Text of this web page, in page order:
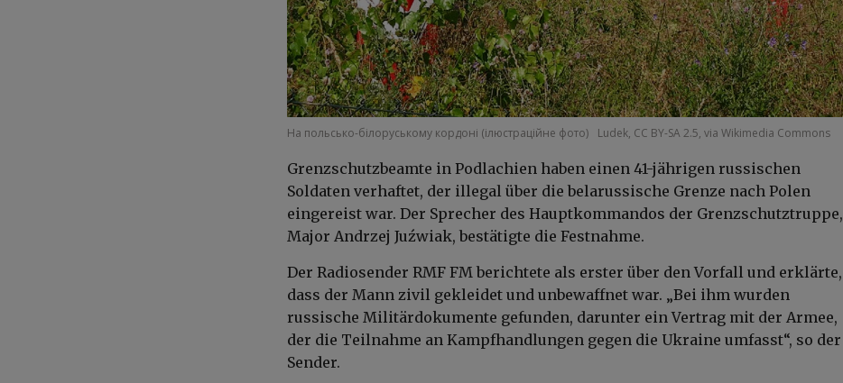
На польсько-білоруському кордоні (ілюстраційне фото) Ludek, CC BY-SA 2.5, via Wikimedia Commons
Grenzschutzbeamte in Podlachien haben einen 41-jährigen russischen
Soldaten verhaftet, der illegal über die belarussische Grenze nach Polen
eingereist war. Der Sprecher des Hauptkommandos der Grenzschutztruppe,
Major Andrzej Juźwiak, bestätigte die Festnahme.
Der Radiosender RMF FM berichtete als erster über den Vorfall und erklärte,
dass der Mann zivil gekleidet und unbewaffnet war. „Bei ihm wurden
russische Militärdokumente gefunden, darunter ein Vertrag mit der Armee,
der die Teilnahme an Kampfhandlungen gegen die Ukraine umfasst“, so der
Sender.